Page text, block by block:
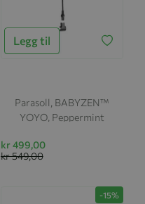
Legg til
Parasoll, BABYZEN™
YOYO, Peppermint
kr 499,00
kr 549,00
-15%